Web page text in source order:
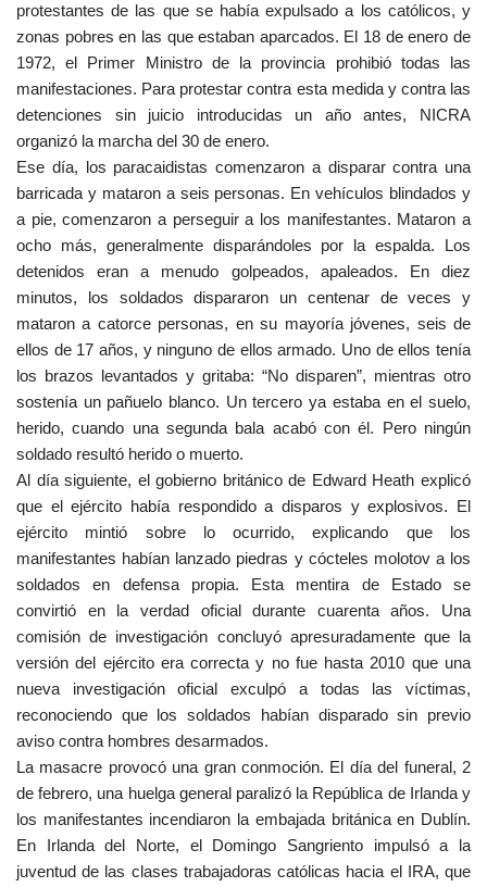
protestantes de las que se había expulsado a los católicos, y
zonas pobres en las que estaban aparcados. El 18 de enero de
1972, el Primer Ministro de la provincia prohibió todas las
manifestaciones. Para protestar contra esta medida y contra las
detenciones sin juicio introducidas un año antes, NICRA
organizó la marcha del 30 de enero.
Ese día, los paracaidistas comenzaron a disparar contra una
barricada y mataron a seis personas. En vehículos blindados y
a pie, comenzaron a perseguir a los manifestantes. Mataron a
ocho más, generalmente disparándoles por la espalda. Los
detenidos eran a menudo golpeados, apaleados. En diez
minutos, los soldados dispararon un centenar de veces y
mataron a catorce personas, en su mayoría jóvenes, seis de
ellos de 17 años, y ninguno de ellos armado. Uno de ellos tenía
los brazos levantados y gritaba: “No disparen”, mientras otro
sostenía un pañuelo blanco. Un tercero ya estaba en el suelo,
herido, cuando una segunda bala acabó con él. Pero ningún
soldado resultó herido o muerto.
Al día siguiente, el gobierno británico de Edward Heath explicó
que el ejército había respondido a disparos y explosivos. El
ejército mintió sobre lo ocurrido, explicando que los
manifestantes habían lanzado piedras y cócteles molotov a los
soldados en defensa propia. Esta mentira de Estado se
convirtió en la verdad oficial durante cuarenta años. Una
comisión de investigación concluyó apresuradamente que la
versión del ejército era correcta y no fue hasta 2010 que una
nueva investigación oficial exculpó a todas las víctimas,
reconociendo que los soldados habían disparado sin previo
aviso contra hombres desarmados.
La masacre provocó una gran conmoción. El día del funeral, 2
de febrero, una huelga general paralizó la República de Irlanda y
los manifestantes incendiaron la embajada británica en Dublín.
En Irlanda del Norte, el Domingo Sangriento impulsó a la
juventud de las clases trabajadoras católicas hacia el IRA, que